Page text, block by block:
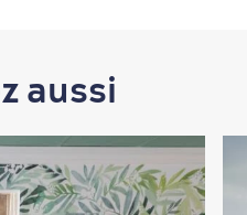
aussi